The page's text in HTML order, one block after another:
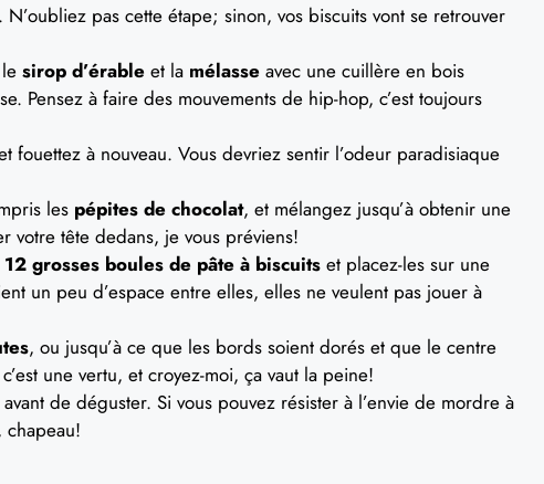
. N’oubliez pas cette étape; sinon, vos biscuits vont se retrouver
sirop d’érable et la mélasse avec une cuillère en bois
Pensez à faire des mouvements de hip-hop, c’est toujours
fouettez à nouveau. Vous devriez sentir l’odeur paradisiaque
les pépites de chocolat, et mélangez jusqu’à obtenir une
votre tête dedans, je vous préviens!
12 grosses boules de pâte à biscuits et placez-les sur une
un peu d’espace entre elles, elles ne veulent pas jouer à
, ou jusqu’à ce que les bords soient dorés et que le centre
une vertu, et croyez-moi, ça vaut la peine!
de déguster. Si vous pouvez résister à l’envie de mordre à
chapeau!